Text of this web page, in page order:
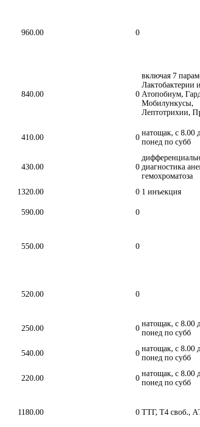
960.00 0
840.00 0
включая 7
Атопобиум,
Мобилункусы,
Лептотрихии,
410.00 0
натощак, с 8.00
понед по субб
430.00 0 диагностика
гемохроматоза
1320.00 0 1 инъекция
590.00
0
550.00 0
520.00 0
250.00 0
натощак, с 8.00
понед по субб
540.00 0
натощак, с 8.00
понед по субб
220.00 0
натощак, с 8.00
понед по субб
1180.00 0 ТТГ, Т4 своб.,